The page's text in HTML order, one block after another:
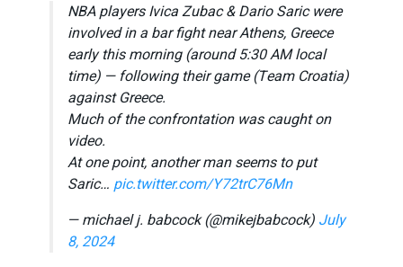
NBA players Ivica Zubac & Dario Saric were
involved in a bar fight near Athens, Greece
early this morning (around 5:30 AM local
time) — following their game (Team Croatia)
against Greece.
Much of the confrontation was caught on
video.
At one point, another man seems to put
Saric… pic.twitter.com/Y72trC76Mn
— michael j. babcock (@mikejbabcock) July
8, 2024